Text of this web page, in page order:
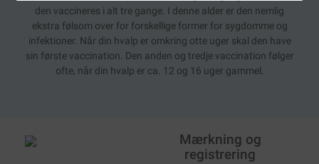
den vaccineres i alt tre gange. I denne alder er den nemlig
ekstra følsom over for forskellige former for sygdomme og
infektioner. Når din hvalp er omkring otte uger skal den have
sin første vaccination. Den anden og tredje vaccination følger
ofte, når din hvalp er ca. 12 og 16 uger gammel.
Mærkning og
registrering